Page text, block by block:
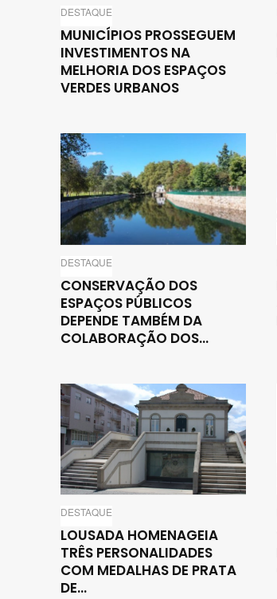
DESTAQUE
MUNICÍPIOS PROSSEGUEM
INVESTIMENTOS NA
MELHORIA DOS ESPAÇOS
VERDES URBANOS
DESTAQUE
CONSERVAÇÃO DOS
ESPAÇOS PÚBLICOS
DEPENDE TAMBÉM DA
COLABORAÇÃO DOS...
DESTAQUE
LOUSADA HOMENAGEIA
TRÊS PERSONALIDADES
COM MEDALHAS DE PRATA
DE...